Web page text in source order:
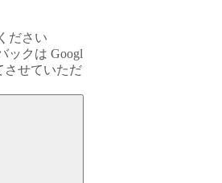
ださい
ックは Googl
させていただ